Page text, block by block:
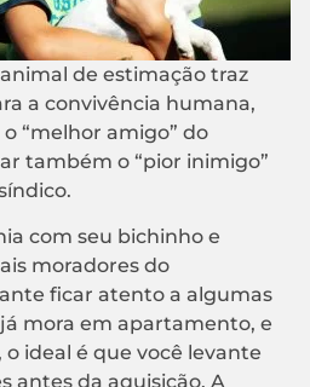
de estimação traz
a convivência humana,
“melhor amigo” do
também o “pior inimigo”
com seu bichinho e
moradores do
ficar atento a algumas
mora em apartamento, e
ideal é que você levante
antes da aquisição. A